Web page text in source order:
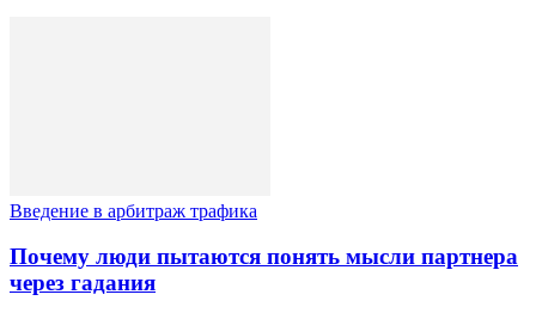
Введение в арбитраж трафика
Почему люди пытаются понять мысли партнера
через гадания